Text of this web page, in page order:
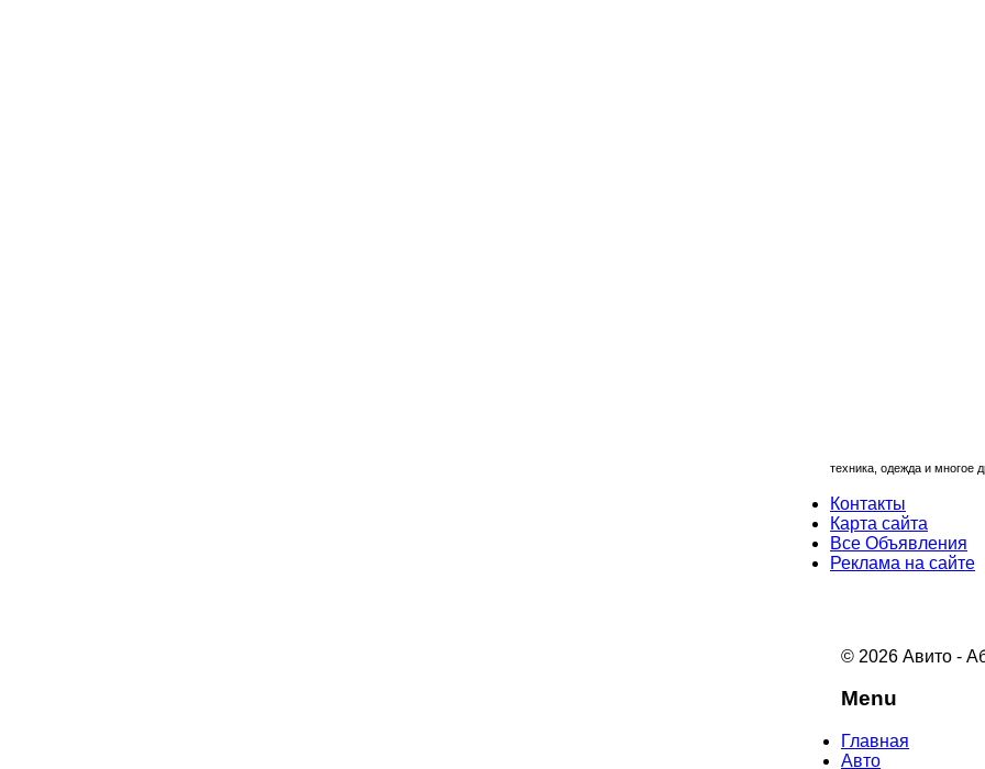
техника, одежда и многое
Контакты
Карта сайта
Все Объявления
Реклама на сайте
© 2026 Авито -
Menu
Главная
Авто